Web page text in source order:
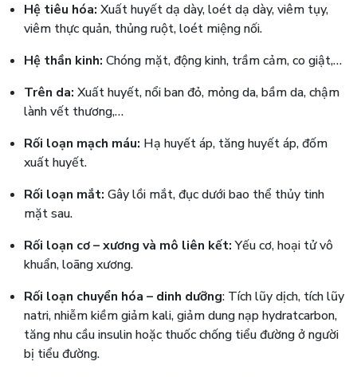
Hệ tiêu hóa: Xuất huyết dạ dày, loét dạ dày, viêm tụy,
viêm thực quản, thủng ruột, loét miệng nối.
Hệ thần kinh: Chóng mặt, động kinh, trầm cảm, co giật,…
Trên da: Xuất huyết, nổi ban đỏ, mỏng da, bầm da, chậm
lành vết thương,…
Rối loạn mạch máu: Hạ huyết áp, tăng huyết áp, đốm
xuất huyết.
Rối loạn mắt: Gây lồi mắt, đục dưới bao thể thủy tinh
mặt sau.
Rối loạn cơ – xương và mô liên kết:Yếu cơ, hoại tử vô
khuẩn, loãng xương.
Rối loạn chuyển hóa – dinh dưỡng: Tích lũy dịch, tích lũy
natri, nhiễm kiềm giảm kali, giảm dung nạp hydratcarbon,
tăng nhu cầu insulin hoặc thuốc chống tiểu đường ở người
bị tiểu đường.